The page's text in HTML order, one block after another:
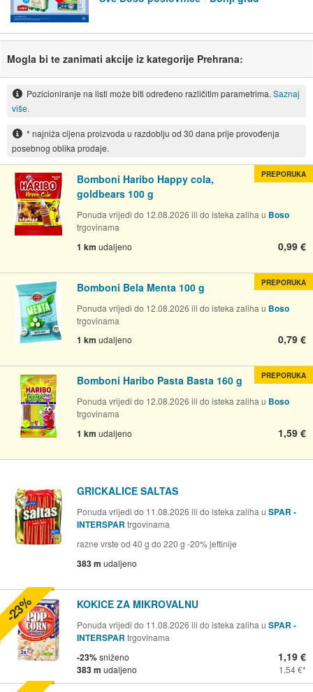
Mogla bi te zanimati akcije iz kategorije Prehrana:
Pozicioniranje na listi može biti određeno različitim parametrima. Saznaj
više.
* najniža cijena proizvoda u razdoblju od 30 dana prije provođenja
posebnog oblika prodaje.
Bomboni Haribo Happy cola,
goldbears 100 g
Ponuda vrijedi do 12.08.2026 ili do isteka zaliha u Boso
trgovinama
1 km udaljeno 0,99 €
PREPORUKA
Bomboni Bela Menta 100 g
Ponuda vrijedi do 12.08.2026 ili do isteka zaliha u Boso
trgovinama
1 km udaljeno 0,79 €
PREPORUKA
Bomboni Haribo Pasta Basta 160 g
Ponuda vrijedi do 12.08.2026 ili do isteka zaliha u Boso
trgovinama
1 km udaljeno 1,59 €
PREPORUKA
GRICKALICE SALTAS
Ponuda vrijedi do 11.08.2026 ili do isteka zaliha u SPAR -
INTERSPAR trgovinama
razne vrste od 40 g do 220 g -20% jeftinije
383 m udaljeno
KOKICE ZA MIKROVALNU
Ponuda vrijedi do 11.08.2026 ili do isteka zaliha u SPAR -
INTERSPAR trgovinama
-23%sniženo
383 m udaljeno
1,19 €
1,54 €
-23%